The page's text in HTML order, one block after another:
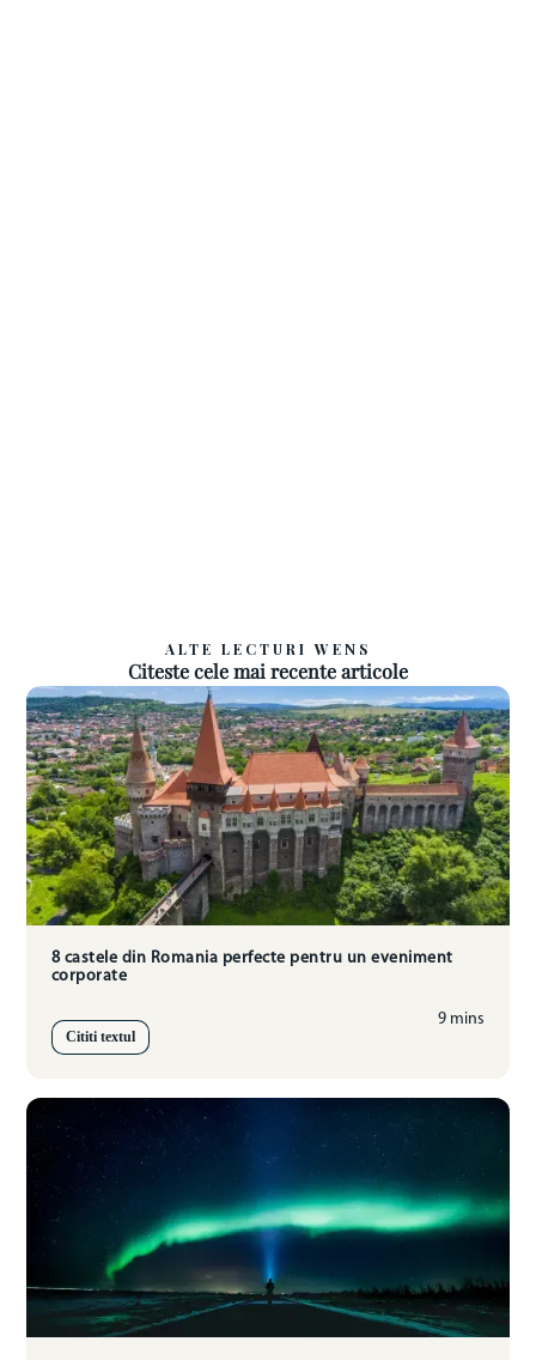
ALTE LECTURI WENS
Citeste cele mai recente articole
8 castele din Romania perfecte pentru un eveniment
corporate
Cititi textul
9 mins